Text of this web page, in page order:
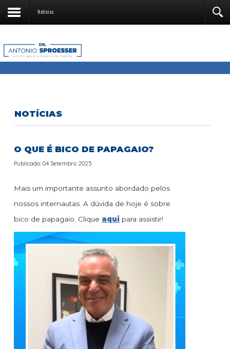
Notícias
NOTÍCIAS
O QUE É BICO DE PAPAGAIO?
Publicado: 04 Setembro 2025
Mais um importante assunto abordado pelos
nossos internautas. A dúvida de hoje é sobre
bico de papagaio. Clique aqui para assistir!